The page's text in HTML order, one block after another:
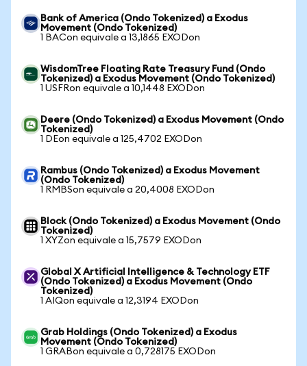
Bank of America (Ondo Tokenized) a Exodus
Movement (Ondo Tokenized)
1 BACon equivale a 13,1865 EXODon
WisdomTree Floating Rate Treasury Fund (Ondo
Tokenized) a Exodus Movement (Ondo Tokenized)
1 USFRon equivale a 10,1448 EXODon
Deere (Ondo Tokenized) a Exodus Movement (Ondo
Tokenized)
1 DEon equivale a 125,4702 EXODon
Rambus (Ondo Tokenized) a Exodus Movement
(Ondo Tokenized)
1 RMBSon equivale a 20,4008 EXODon
Block (Ondo Tokenized) a Exodus Movement (Ondo
Tokenized)
1 XYZon equivale a 15,7579 EXODon
Global X Artificial Intelligence & Technology ETF
(Ondo Tokenized) a Exodus Movement (Ondo
Tokenized)
1 AIQon equivale a 12,3194 EXODon
Grab Holdings (Ondo Tokenized) a Exodus
Movement (Ondo Tokenized)
1 GRABon equivale a 0,728175 EXODon